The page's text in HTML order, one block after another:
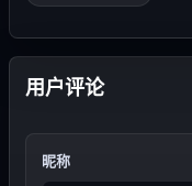
用户评论
昵称